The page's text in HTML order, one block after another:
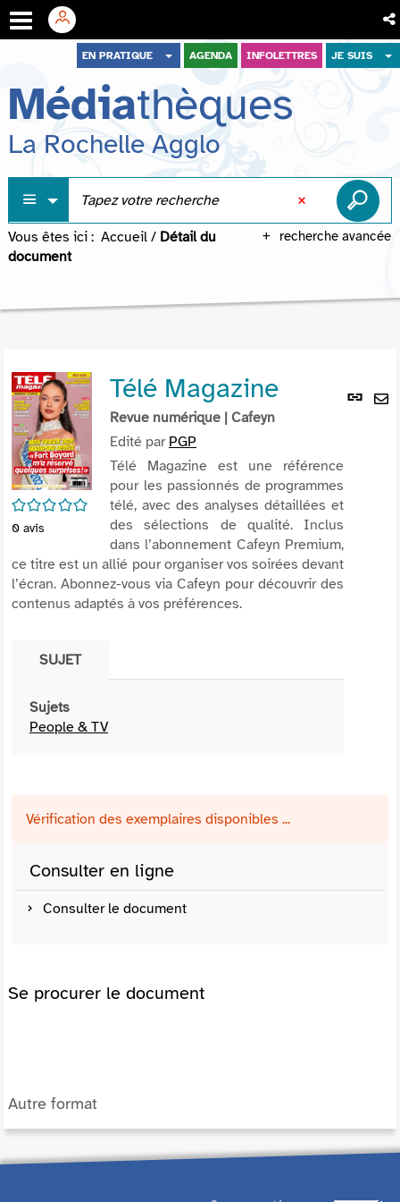
menu
contenu
recherche
EN PRATIQUE AGENDA INFOLETTRES JE SUIS
Médiathèques
La Rochelle Agglo
recherche avancée
Vous êtes ici : Accueil / Détail du
document
Lien
/5
0 avis
Télé Magazine
Revue numérique | Cafeyn
Edité par PGP
Télé Magazine est une référence
pour les passionnés de programmes
télé, avec des analyses détaillées et
des sélections de qualité. Inclus
dans l’abonnement Cafeyn Premium,
ce titre est un allié pour organiser vos soirées devant
l’écran. Abonnez-vous via Cafeyn pour découvrir des
contenus adaptés à vos préférences.
SUJET
Sujets
People & TV
Vérification des exemplaires disponibles ...
Consulter en ligne
Consulter le document
Se procurer le document
Autre format